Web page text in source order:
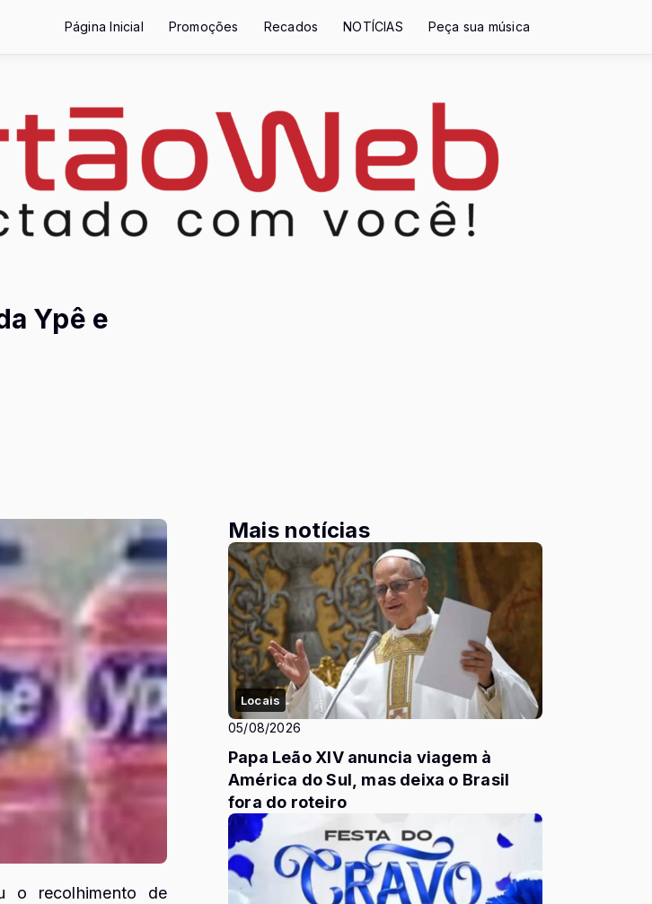
Página Inicial Promoções Recados NOTÍCIAS Peça sua música
Ypê e
o recolhimento de
Mais notícias
Locais
05/08/2026
Papa Leão XIV anuncia viagem à
América do Sul, mas deixa o Brasil
fora do roteiro